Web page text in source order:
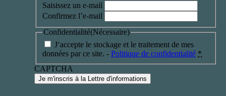
Saisissez un e-mail
Confirmez l’e-mail
Confidentialité(Nécessaire)
J‘accepte le stockage et le traitement de mes
données par ce site. - Politique de confidentialité *
CAPTCHA